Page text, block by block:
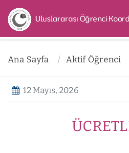
Uluslararası Öğrenci
Ana Sayfa Aktif Öğrenci
12 Mayıs, 2026